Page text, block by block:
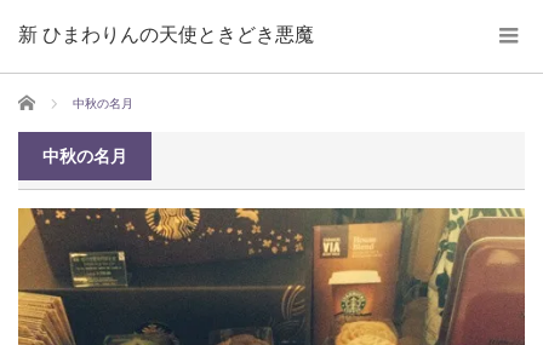
新 ひまわりんの天使ときどき悪魔
ホーム 中秋の名月
中秋の名月